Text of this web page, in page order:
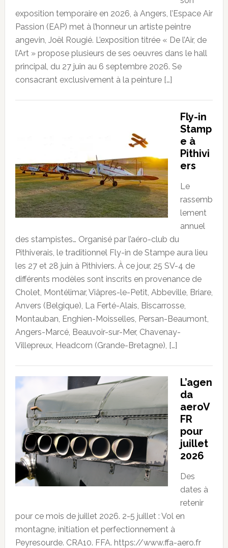
exposition temporaire en 2026, à Angers, l’Espace Air
Passion (EAP) met à l’honneur un artiste peintre
angevin, Joël Rougié. L’exposition titrée « De l’Air, de
l’Art » propose plusieurs de ses oeuvres dans le hall
principal, du 27 juin au 6 septembre 2026. Se
consacrant exclusivement à la peinture […]
Fly-in
Stamp
e à
Pithivi
ers
Le
rassemb
lement
annuel
des stampistes… Organisé par l’aéro-club du
Pithiverais, le traditionnel Fly-in de Stampe aura lieu
les 27 et 28 juin à Pithiviers. À ce jour, 25 SV-4 de
différents modèles sont inscrits en provenance de
Cholet, Montélimar, Viâpres-le-Petit, Abbeville, Briare,
Anvers (Belgique), La Ferté-Alais, Biscarrosse,
Montauban, Enghien-Moisselles, Persan-Beaumont,
Angers-Marcé, Beauvoir-sur-Mer, Chavenay-
Villepreux, Headcorn (Grande-Bretagne), […]
L’agen
da
aeroV
FR
pour
juillet
2026
Des
dates à
retenir
pour ce mois de juillet 2026. 2-5 juillet : Vol en
montagne, initiation et perfectionnement à
Peyresourde. CRA10. FFA. https://www.ffa-aero.fr